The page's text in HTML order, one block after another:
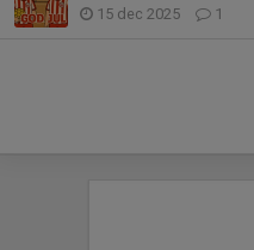
15 dec 2025 1